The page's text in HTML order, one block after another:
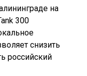
на
300
снизить
российский